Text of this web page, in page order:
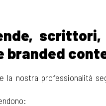
branded
la nostra professionalità